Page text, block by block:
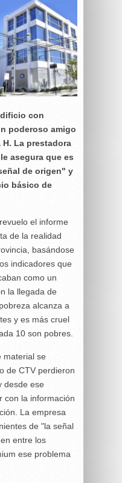
con
poderoso amigo
H. La prestadora
asegura que es
de origen" y
básico de
el informe
de la realidad
basándose
indicadores que
como un
la llegada de
alcanza a
y es más cruel
10 son pobres.
material se
de CTV perdieron
desde ese
con la información
La empresa
de "la señal
entre los
ese problema